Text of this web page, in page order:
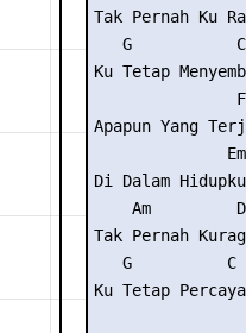
Tak Pernah Ku
   G           C
Ku Tetap
               F
Apapun Yang
              Em
Di Dalam Hidupku
Am
Tak Pernah
   G          C
Ku Tetap Percaya